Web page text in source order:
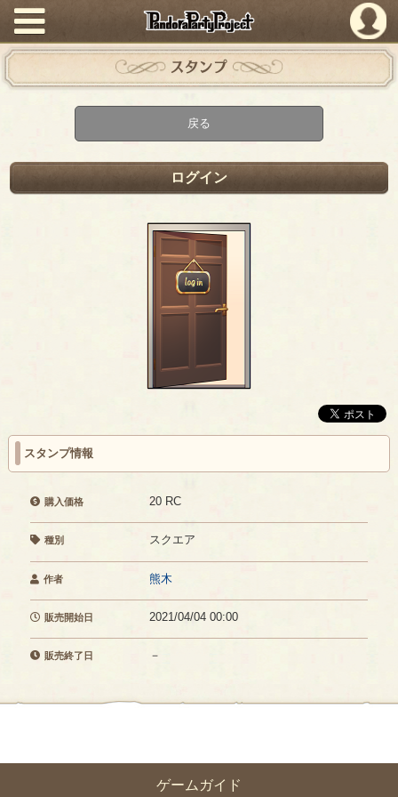
PandoraPartyProject
ゲームガイド
スタンプ
戻る
ログイン
スタンプ情報
購入価格 20 RC
種別 スクエア
作者 熊木
販売開始日 2021/04/04 00:00
販売終了日 －